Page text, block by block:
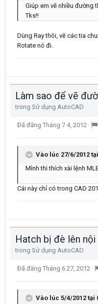
Giúp em vẽ nhiều đường
Tks!!
Dùng Ray thôi, vẽ các tia
Rotate nó đi.
Làm sao để vẽ
trong Sử dụng AutoCAD
Đã đăng Tháng 7 4, 2012 ·
Vào lúc 27/6/2012
Mình thì thích xài lệnh
Cái này chỉ có trong CAD
Hatch bị đè lên
trong Sử dụng AutoCAD
Đã đăng Tháng 6 27, 2012 ·
Vào lúc 5/4/2012 tại